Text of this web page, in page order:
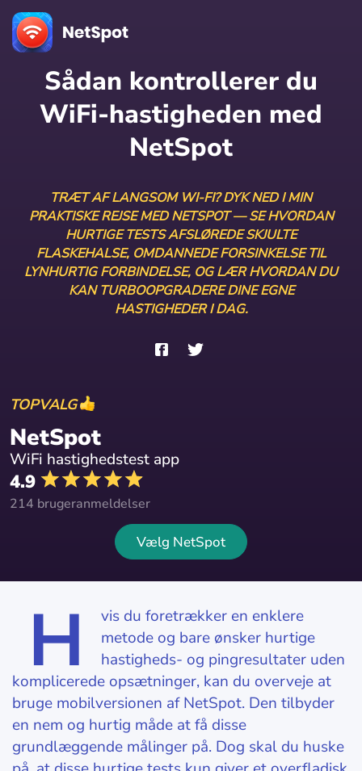
Sådan kontrollerer du
WiFi-hastigheden med
NetSpot
TRÆT AF LANGSOM WI-FI? DYK NED I MIN
PRAKTISKE REJSE MED NETSPOT — SE HVORDAN
HURTIGE TESTS AFSLØREDE SKJULTE
FLASKEHALSE, OMDANNEDE FORSINKELSE TIL
LYNHURTIG FORBINDELSE, OG LÆR HVORDAN DU
KAN TURBOOPGRADERE DINE EGNE
HASTIGHEDER I DAG.
TOPVALG
NetSpot
WiFi hastighedstest app
4.9
214 brugeranmeldelser
Vælg NetSpot
H
vis du foretrækker en enklere
metode og bare ønsker hurtige
hastigheds- og pingresultater uden
komplicerede opsætninger, kan du overveje at
bruge mobilversionen af NetSpot. Den tilbyder
en nem og hurtig måde at få disse
grundlæggende målinger på. Dog skal du huske